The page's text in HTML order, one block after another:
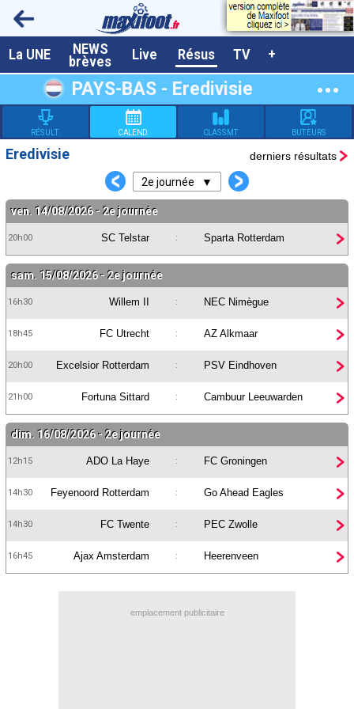
La UNE NEWS
brèves Live Résus TV +
PAYS-BAS - Eredivisie
RÉSULT. CALEND. CLASSMT BUTEURS
Eredivisie derniers résultats
< 2e journée ▼ >
ven. 14/08/2026 - 2e journée
20h00 SC Telstar : Sparta Rotterdam
sam. 15/08/2026 - 2e journée
16h30 Willem II : NEC Nimègue
18h45 FC Utrecht : AZ Alkmaar
20h00 Excelsior Rotterdam : PSV Eindhoven
21h00 Fortuna Sittard : Cambuur Leeuwarden
dim. 16/08/2026 - 2e journée
12h15 ADO La Haye : FC Groningen
14h30 Feyenoord Rotterdam : Go Ahead Eagles
14h30 FC Twente : PEC Zwolle
16h45 Ajax Amsterdam : Heerenveen
emplacement publicitaire
A la UNE
Dernières brèves
Live / Matchs en direct
Résultats et Classements
Class. buteurs européens
Programme TV foot
Vidéos
Sondages
Tableau transferts L1
Contact / Signaler un bug
Recrutement Maxifoot
Mentions légales
site web Maxifoot.fr